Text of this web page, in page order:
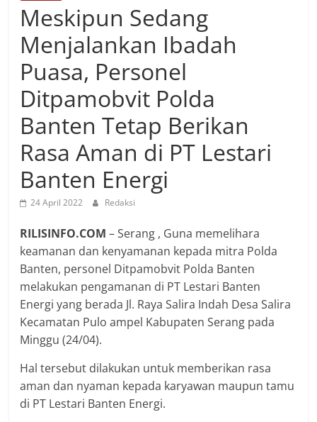
Meskipun Sedang
Menjalankan Ibadah
Puasa, Personel
Ditpamobvit Polda
Banten Tetap Berikan
Rasa Aman di PT Lestari
Banten Energi
24 April 2022 Redaksi
RILISINFO.COM – Serang , Guna memelihara
keamanan dan kenyamanan kepada mitra Polda
Banten, personel Ditpamobvit Polda Banten
melakukan pengamanan di PT Lestari Banten
Energi yang berada Jl. Raya Salira Indah Desa Salira
Kecamatan Pulo ampel Kabupaten Serang pada
Minggu (24/04).
Hal tersebut dilakukan untuk memberikan rasa
aman dan nyaman kepada karyawan maupun tamu
di PT Lestari Banten Energi.